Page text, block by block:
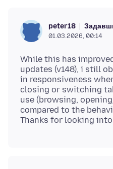
peter18
01.03.2026, 00:14
While this has
updates (v148), i still
in responsiveness
closing or switching
use (browsing,
compared to the